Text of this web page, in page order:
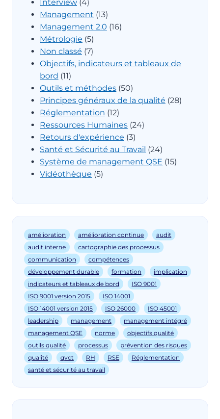
Interview (4)
Management (13)
Management 2.0 (16)
Métrologie (5)
Non classé (7)
Objectifs, indicateurs et tableaux de
bord (11)
Outils et méthodes (50)
Principes généraux de la qualité (28)
Réglementation (12)
Ressources Humaines (24)
Retours d'expérience (3)
Santé et Sécurité au Travail (24)
Système de management QSE (15)
Vidéothèque (5)
amélioration amélioration continue
audit
audit interne
cartographie des processus
communication
compétences
développement durable
formation
implication
indicateurs et tableaux de bord
ISO 9001
ISO 9001 version 2015
ISO 14001
ISO 14001 version 2015
ISO 26000
ISO 45001
leadership
management
management intégré
management QSE
norme
objectifs qualité
outils qualité
processus
prévention des risques
qualité
qvct RH RSE
Réglementation
santé et sécurité au travail